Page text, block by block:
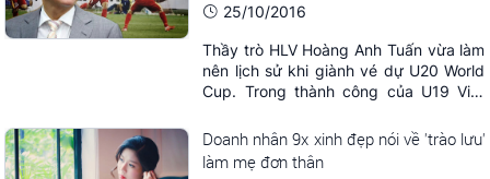
25/10/2016
Thầy trò HLV Hoàng Anh Tuấn vừa làm
nên lịch sử khi giành vé dự U20 World
Cup. Trong thành công của U19 Việt
bầu này.
Doanh nhân 9x xinh đẹp nói về 'trào lưu'
làm mẹ đơn thân